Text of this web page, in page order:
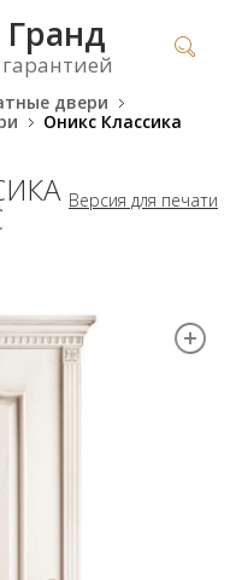
двери
Оникс Классика
Версия для печати